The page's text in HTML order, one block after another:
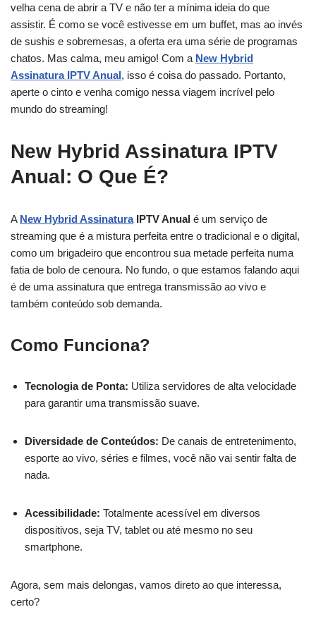
velha cena de abrir a TV e não ter a mínima ideia do que
assistir. É como se você estivesse em um buffet, mas ao invés
de sushis e sobremesas, a oferta era uma série de programas
chatos. Mas calma, meu amigo! Com a New Hybrid
Assinatura IPTV Anual, isso é coisa do passado. Portanto,
aperte o cinto e venha comigo nessa viagem incrível pelo
mundo do streaming!
New Hybrid Assinatura IPTV
Anual: O Que É?
A New Hybrid AssinaturaIPTV Anual é um serviço de
streaming que é a mistura perfeita entre o tradicional e o digital,
como um brigadeiro que encontrou sua metade perfeita numa
fatia de bolo de cenoura. No fundo, o que estamos falando aqui
é de uma assinatura que entrega transmissão ao vivo e
também conteúdo sob demanda.
Como Funciona?
Tecnologia de Ponta: Utiliza servidores de alta velocidade
para garantir uma transmissão suave.
Diversidade de Conteúdos: De canais de entretenimento,
esporte ao vivo, séries e filmes, você não vai sentir falta de
nada.
Acessibilidade: Totalmente acessível em diversos
dispositivos, seja TV, tablet ou até mesmo no seu
smartphone.
Agora, sem mais delongas, vamos direto ao que interessa,
certo?